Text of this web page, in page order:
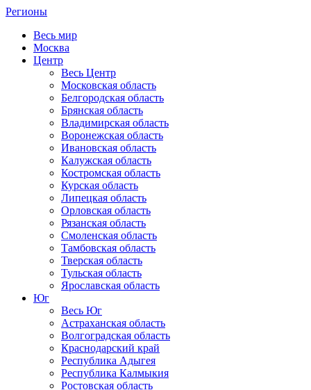
Регионы
Весь мир
Москва
Центр
Весь Центр
Московская область
Белгородская область
Брянская область
Владимирская область
Воронежская область
Ивановская область
Калужская область
Костромская область
Курская область
Липецкая область
Орловская область
Рязанская область
Смоленская область
Тамбовская область
Тверская область
Тульская область
Ярославская область
Юг
Весь Юг
Астраханская область
Волгоградская область
Краснодарский край
Республика Адыгея
Республика Калмыкия
Ростовская область